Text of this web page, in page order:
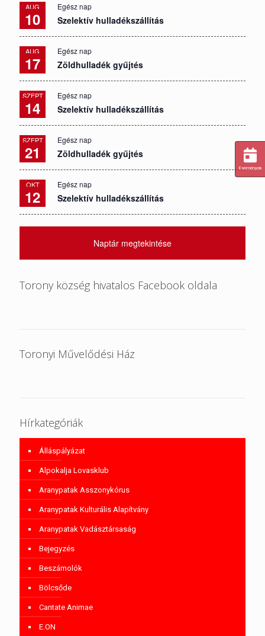
AUG
10
Egész nap
Szelektív hulladékszállítás
AUG
17
Egész nap
Zöldhulladék gyűjtés
SZEPT
14
Egész nap
Szelektív hulladékszállítás
SZEPT
21
Egész nap
Zöldhulladék gyűjtés
OKT
12
Egész nap
Szelektív hulladékszállítás
Naptár megtekintése
Torony község hivatalos Facebook oldala
Toronyi Művelődési Ház
Hírkategóriák
Álláspályázat
Alpokalja Lovasklub
Aranypatak Asszonykórus
Aranypatak Kulturális Alapítvány
Aranypatak Vadásztársaság
Bejegyzés
Beszámolók
Bölcsőde
Cantate Animae
E.ON
Események